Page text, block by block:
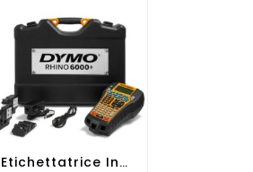
Etichettatrice Industriale...